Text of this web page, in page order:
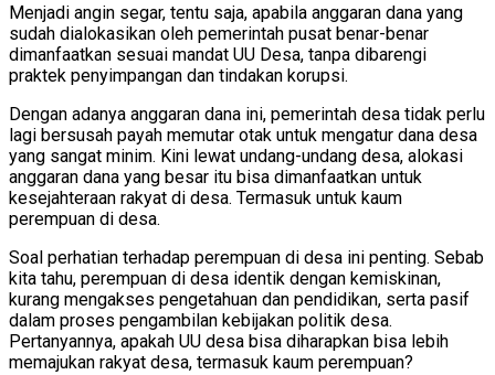
Menjadi angin segar, tentu saja, apabila anggaran dana yang
sudah dialokasikan oleh pemerintah pusat benar-benar
dimanfaatkan sesuai mandat UU Desa, tanpa dibarengi
praktek penyimpangan dan tindakan korupsi.
Dengan adanya anggaran dana ini, pemerintah desa tidak perlu
lagi bersusah payah memutar otak untuk mengatur dana desa
yang sangat minim. Kini lewat undang-undang desa, alokasi
anggaran dana yang besar itu bisa dimanfaatkan untuk
kesejahteraan rakyat di desa. Termasuk untuk kaum
perempuan di desa.
Soal perhatian terhadap perempuan di desa ini penting. Sebab
kita tahu, perempuan di desa identik dengan kemiskinan,
kurang mengakses pengetahuan dan pendidikan, serta pasif
dalam proses pengambilan kebijakan politik desa.
Pertanyannya, apakah UU desa bisa diharapkan bisa lebih
memajukan rakyat desa, termasuk kaum perempuan?